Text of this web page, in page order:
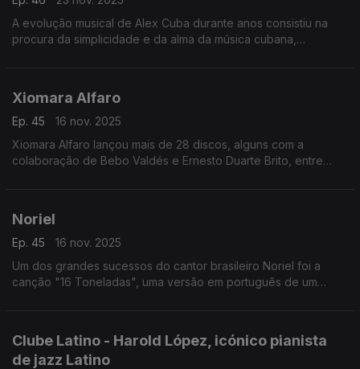
A evolução musical de Alex Cuba durante anos consistiu na
procura da simplicidade e da alma da música cubana,
Xiomara Alfaro
Ep. 45
16 nov. 2025
Xiomara Alfaro lançou mais de 28 discos, alguns com a
colaboração de Bebo Valdés e Ernesto Duarte Brito, entre
Noriel
Ep. 45
16 nov. 2025
Um dos grandes sucessos do cantor brasileiro Noriel foi a
canção "16 Toneladas", uma versão em português de um
Clube Latino - Harold López, icónico pianista
de jazz Latino